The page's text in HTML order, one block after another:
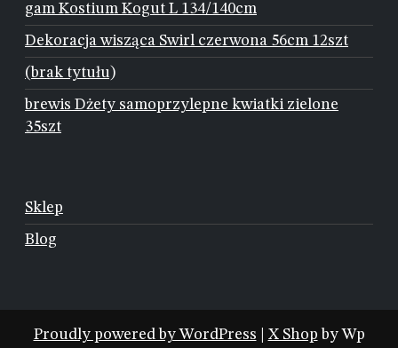
gam Kostium Kogut L 134/140cm
Dekoracja wisząca Swirl czerwona 56cm 12szt
(brak tytułu)
brewis Dżety samoprzylepne kwiatki zielone
35szt
Sklep
Blog
Proudly powered by WordPress X Shop by Wp